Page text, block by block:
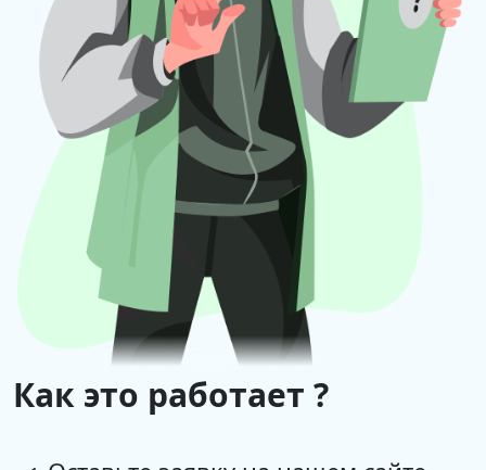
Как это работает ?